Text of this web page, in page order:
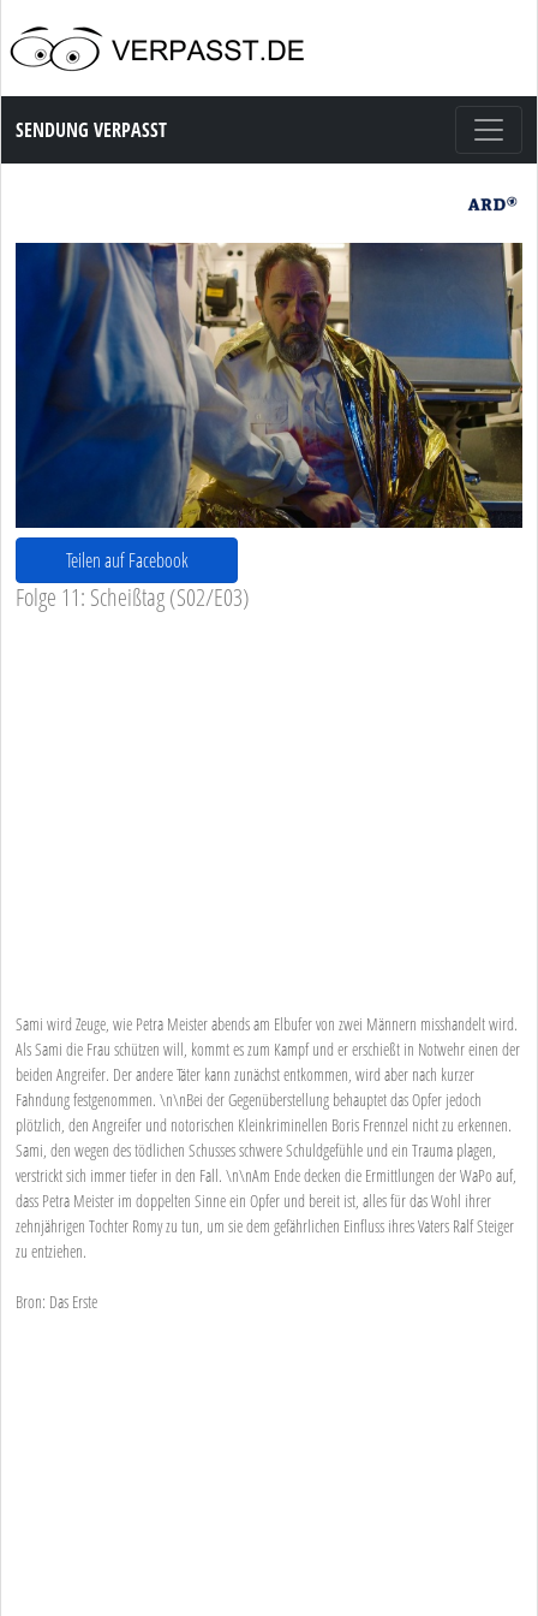
Sendung Verpasst
SENDUNG VERPASST
Teilen auf Facebook
Folge 11: Scheißtag (S02/E03)
Sami wird Zeuge, wie Petra Meister abends am Elbufer von zwei Männern misshandelt wird.
Als Sami die Frau schützen will, kommt es zum Kampf und er erschießt in Notwehr einen der
beiden Angreifer. Der andere Täter kann zunächst entkommen, wird aber nach kurzer
Fahndung festgenommen. \n\nBei der Gegenüberstellung behauptet das Opfer jedoch
plötzlich, den Angreifer und notorischen Kleinkriminellen Boris Frennzel nicht zu erkennen.
Sami, den wegen des tödlichen Schusses schwere Schuldgefühle und ein Trauma plagen,
verstrickt sich immer tiefer in den Fall. \n\nAm Ende decken die Ermittlungen der WaPo auf,
dass Petra Meister im doppelten Sinne ein Opfer und bereit ist, alles für das Wohl ihrer
zehnjährigen Tochter Romy zu tun, um sie dem gefährlichen Einfluss ihres Vaters Ralf Steiger
zu entziehen.
Bron: Das Erste